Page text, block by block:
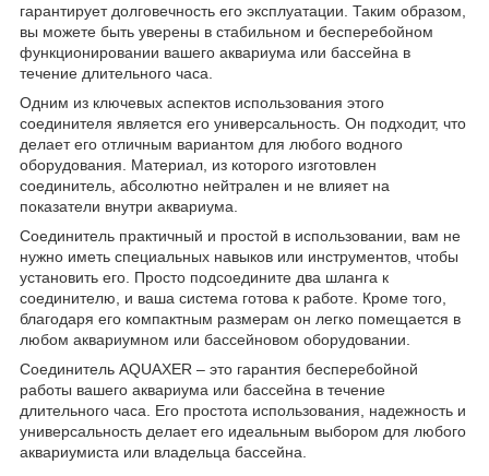
гарантирует долговечность его эксплуатации. Таким образом,
вы можете быть уверены в стабильном и бесперебойном
функционировании вашего аквариума или бассейна в
течение длительного часа.
Одним из ключевых аспектов использования этого
соединителя является его универсальность. Он подходит, что
делает его отличным вариантом для любого водного
оборудования. Материал, из которого изготовлен
соединитель, абсолютно нейтрален и не влияет на
показатели внутри аквариума.
Соединитель практичный и простой в использовании, вам не
нужно иметь специальных навыков или инструментов, чтобы
установить его. Просто подсоедините два шланга к
соединителю, и ваша система готова к работе. Кроме того,
благодаря его компактным размерам он легко помещается в
любом аквариумном или бассейновом оборудовании.
Соединитель AQUAXER – это гарантия бесперебойной
работы вашего аквариума или бассейна в течение
длительного часа. Его простота использования, надежность и
универсальность делает его идеальным выбором для любого
аквариумиста или владельца бассейна.